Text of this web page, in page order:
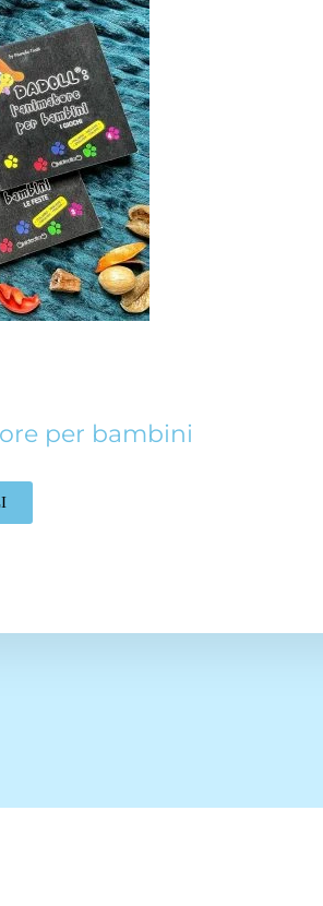
per bambini